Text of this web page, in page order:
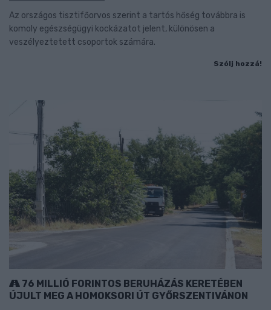
Az országos tisztifőorvos szerint a tartós hőség továbbra is
komoly egészségügyi kockázatot jelent, különösen a
veszélyeztetett csoportok számára.
Szólj hozzá!
76 MILLIÓ FORINTOS BERUHÁZÁS KERETÉBEN
ÚJULT MEG A HOMOKSORI ÚT GYŐRSZENTIVÁNON